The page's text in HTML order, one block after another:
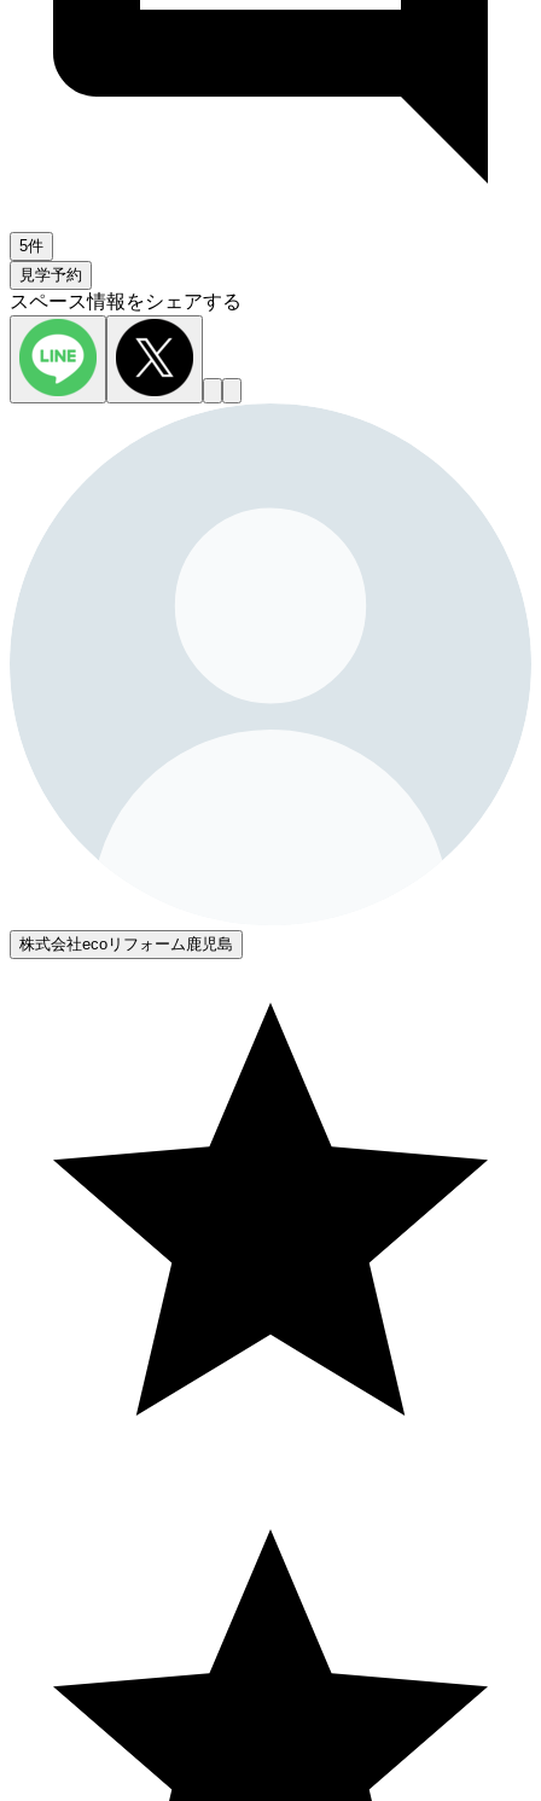
5件
見学予約
スペース情報をシェアする
株式会社ecoリフォーム鹿児島